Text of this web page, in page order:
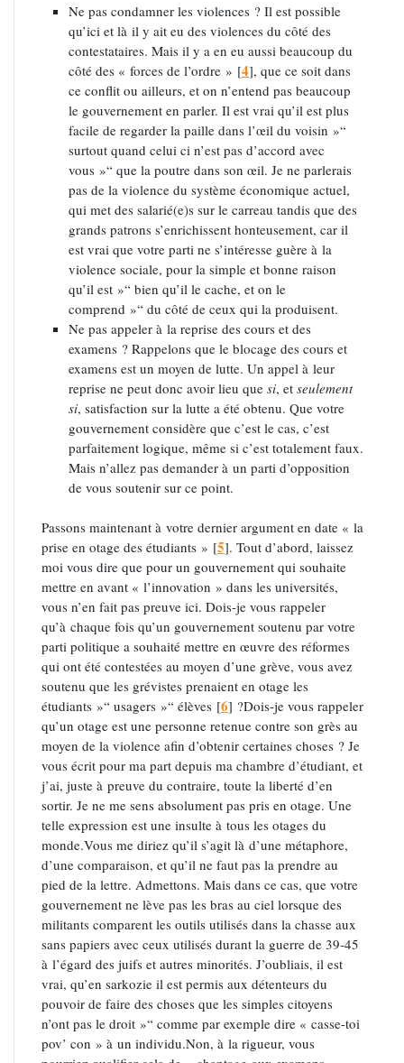
Ne pas condamner les violences ? Il est possible
qu’ici et là il y ait eu des violences du côté des
contestataires. Mais il y a en eu aussi beaucoup du
côté des « forces de l’ordre » [4], que ce soit dans
ce conflit ou ailleurs, et on n’entend pas beaucoup
le gouvernement en parler. Il est vrai qu’il est plus
facile de regarder la paille dans l’œil du voisin »“
surtout quand celui ci n’est pas d’accord avec
vous »“ que la poutre dans son œil. Je ne parlerais
pas de la violence du système économique actuel,
qui met des salarié(e)s sur le carreau tandis que des
grands patrons s’enrichissent honteusement, car il
est vrai que votre parti ne s’intéresse guère à la
violence sociale, pour la simple et bonne raison
qu’il est »“ bien qu’il le cache, et on le
comprend »“ du côté de ceux qui la produisent.
Ne pas appeler à la reprise des cours et des
examens ? Rappelons que le blocage des cours et
examens est un moyen de lutte. Un appel à leur
reprise ne peut donc avoir lieu que si, et seulement
si, satisfaction sur la lutte a été obtenu. Que votre
gouvernement considère que c’est le cas, c’est
parfaitement logique, même si c’est totalement faux.
Mais n’allez pas demander à un parti d’opposition
de vous soutenir sur ce point.
Passons maintenant à votre dernier argument en date « la
prise en otage des étudiants » [5]. Tout d’abord, laissez
moi vous dire que pour un gouvernement qui souhaite
mettre en avant « l’innovation » dans les universités,
vous n’en fait pas preuve ici. Dois-je vous rappeler
qu’à chaque fois qu’un gouvernement soutenu par votre
parti politique a souhaité mettre en œuvre des réformes
qui ont été contestées au moyen d’une grève, vous avez
soutenu que les grévistes prenaient en otage les
étudiants »“ usagers »“ élèves [6] ?Dois-je vous rappeler
qu’un otage est une personne retenue contre son grès au
moyen de la violence afin d’obtenir certaines choses ? Je
vous écrit pour ma part depuis ma chambre d’étudiant, et
j’ai, juste à preuve du contraire, toute la liberté d’en
sortir. Je ne me sens absolument pas pris en otage. Une
telle expression est une insulte à tous les otages du
monde.Vous me diriez qu’il s’agit là d’une métaphore,
d’une comparaison, et qu’il ne faut pas la prendre au
pied de la lettre. Admettons. Mais dans ce cas, que votre
gouvernement ne lève pas les bras au ciel lorsque des
militants comparent les outils utilisés dans la chasse aux
sans papiers avec ceux utilisés durant la guerre de 39-45
à l’égard des juifs et autres minorités. J’oubliais, il est
vrai, qu’en sarkozie il est permis aux détenteurs du
pouvoir de faire des choses que les simples citoyens
n’ont pas le droit »“ comme par exemple dire « casse-toi
pov’ con » à un individu.Non, à la rigueur, vous